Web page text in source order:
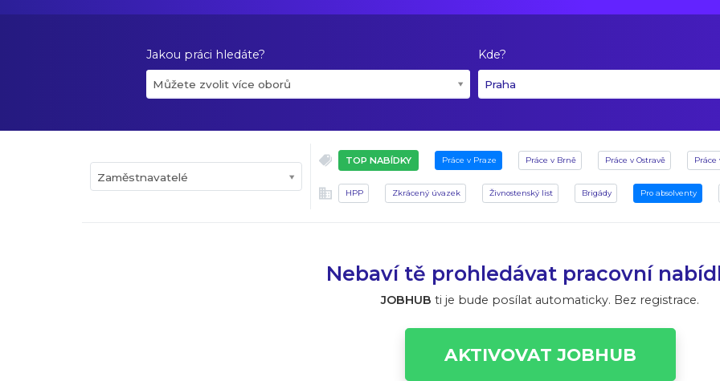
Jakou práci hledáte?
Můžete zvolit více oborů
Kde?
Praha
Zaměstnavatelé
TOP NABÍDKY Práce v Praze Práce v Brně Práce v Ostravě Práce
HPP Zkrácený úvazek Živnostenský list Brigády Pro absolventy
Nebaví tě prohledávat pracovní
JOBHUB ti je bude posílat automaticky. Bez registrace.
AKTIVOVAT JOBHUB